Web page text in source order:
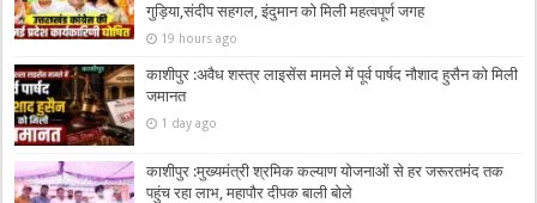
गुड़िया,संदीप सहगल, इंदुमान को मिली महत्वपूर्ण जगह
19 hours ago
काशीपुर :अवैध शस्त्र लाइसेंस मामले में पूर्व पार्षद नौशाद हुसैन को मिली
जमानत
1 day ago
काशीपुर :मुख्यमंत्री श्रमिक कल्याण योजनाओं से हर जरूरतमंद तक
पहुंच रहा लाभ, महापौर दीपक बाली बोले